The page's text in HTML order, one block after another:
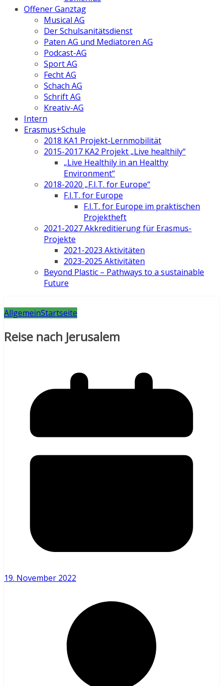
Offener Ganztag
Musical AG
Der Schulsanitätsdienst
Paten AG und Mediatoren AG
Podcast-AG
Sport AG
Fecht AG
Schach AG
Schrift AG
Kreativ-AG
Intern
Erasmus+Schule
2018 KA1 Projekt-Lernmobilität
2015-2017 KA2 Projekt „Live healthily“
„Live Healthily in an Healthy
Environment“
2018-2020 „F.I.T. for Europe“
F.I.T. for Europe
F.I.T. for Europe im praktischen
Projektheft
2021-2027 Akkreditierung für Erasmus-
Projekte
2021-2023 Aktivitäten
2023-2025 Aktivitäten
Beyond Plastic – Pathways to a sustainable
Future
AllgemeinStartseite
Reise nach Jerusalem
19. November 2022